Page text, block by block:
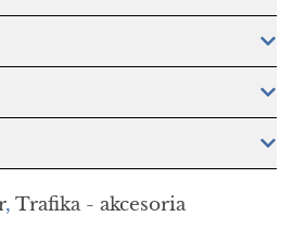
, Trafika - akcesoria